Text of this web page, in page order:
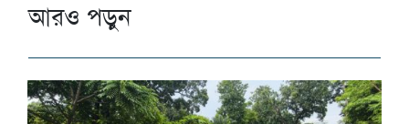
আরও পড়ুন